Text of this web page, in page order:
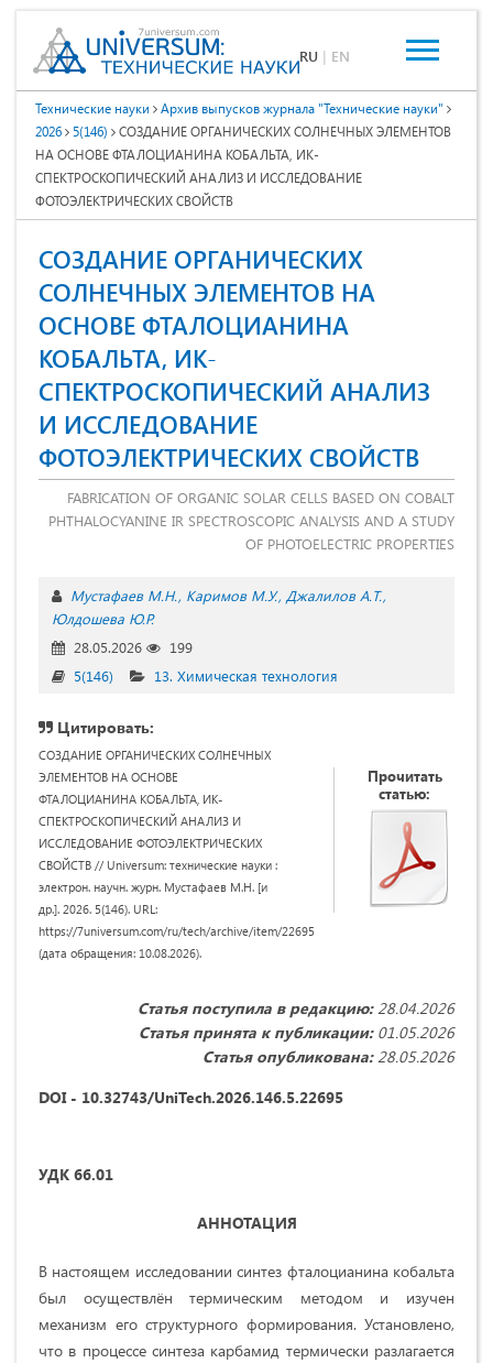
RU | EN
Технические науки
Архив выпусков журнала "Технические науки"
2026
5(146)
СОЗДАНИЕ ОРГАНИЧЕСКИХ СОЛНЕЧНЫХ ЭЛЕМЕНТОВ
НА ОСНОВЕ ФТАЛОЦИАНИНА КОБАЛЬТА, ИК-
СПЕКТРОСКОПИЧЕСКИЙ АНАЛИЗ И ИССЛЕДОВАНИЕ
ФОТОЭЛЕКТРИЧЕСКИХ СВОЙСТВ
СОЗДАНИЕ ОРГАНИЧЕСКИХ
СОЛНЕЧНЫХ ЭЛЕМЕНТОВ НА
ОСНОВЕ ФТАЛОЦИАНИНА
КОБАЛЬТА, ИК-
СПЕКТРОСКОПИЧЕСКИЙ АНАЛИЗ
И ИССЛЕДОВАНИЕ
ФОТОЭЛЕКТРИЧЕСКИХ СВОЙСТВ
FABRICATION OF ORGANIC SOLAR CELLS BASED ON COBALT
PHTHALOCYANINE IR SPECTROSCOPIC ANALYSIS AND A STUDY
OF PHOTOELECTRIC PROPERTIES
Мустафаев М.Н. Каримов М.У. Джалилов А.Т.
Юлдошева Ю.Р.
28.05.2026
199
5(146)
13. Химическая технология
Цитировать:
СОЗДАНИЕ ОРГАНИЧЕСКИХ СОЛНЕЧНЫХ
ЭЛЕМЕНТОВ НА ОСНОВЕ
ФТАЛОЦИАНИНА КОБАЛЬТА, ИК-
СПЕКТРОСКОПИЧЕСКИЙ АНАЛИЗ И
ИССЛЕДОВАНИЕ ФОТОЭЛЕКТРИЧЕСКИХ
СВОЙСТВ // Universum: технические науки :
электрон. научн. журн. Мустафаев М.Н. [и
др.]. 2026. 5(146). URL:
https://7universum.com/ru/tech/archive/item/22695
(дата обращения: 10.08.2026).
Прочитать
статью:
Статья поступила в редакцию:28.04.2026
Статья принята к публикации:01.05.2026
Статья опубликована:28.05.2026
DOI - 10.32743/UniTech.2026.146.5.22695
УДК 66.01
АННОТАЦИЯ
В настоящем исследовании синтез фталоцианина кобальта
был осуществлён термическим методом и изучен
механизм его структурного формирования. Установлено,
что в процессе синтеза карбамид термически разлагается